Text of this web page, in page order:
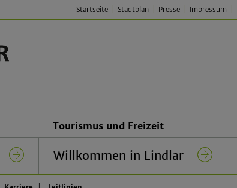
Startseite Stadtplan Presse Impressum
Tourismus und Freizeit
Willkommen in Lindlar